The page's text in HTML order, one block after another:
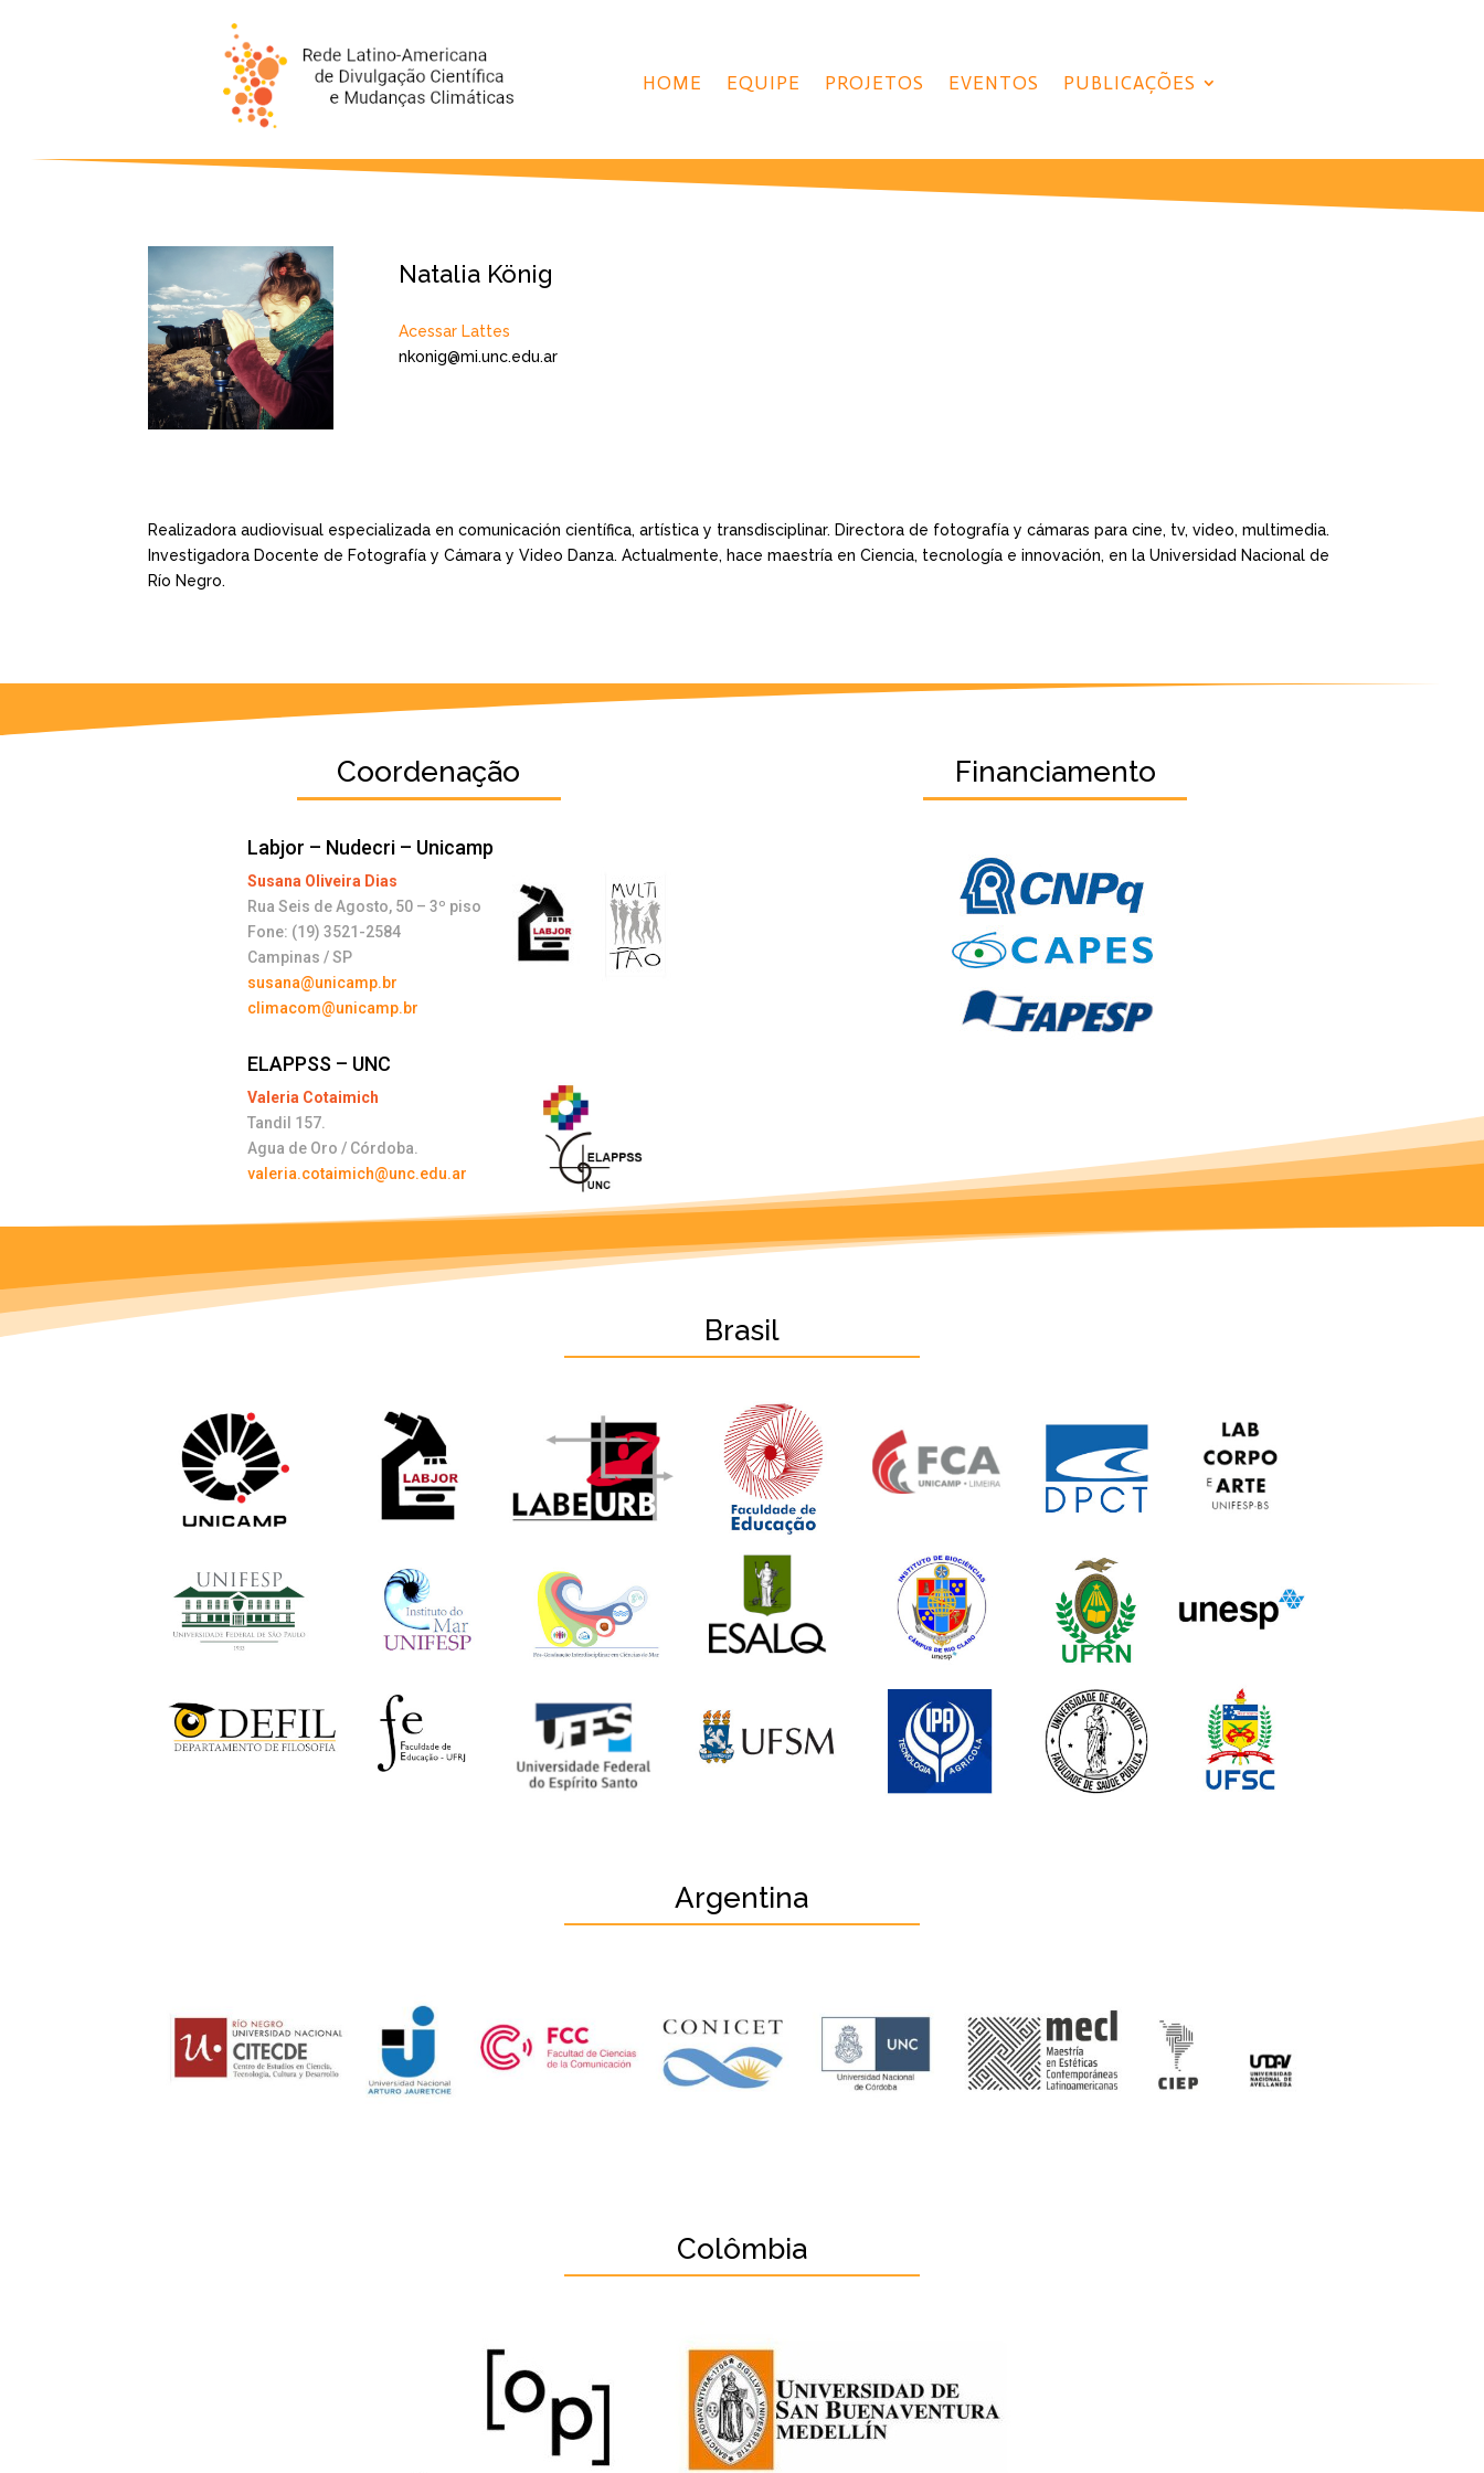
HOME EQUIPE PROJETOS EVENTOS PUBLICAÇÕES
Natalia König
Acessar Lattes
nkonig@mi.unc.edu.ar
Realizadora audiovisual especializada en comunicación científica, artística y transdisciplinar. Directora de fotografía y cámaras para cine, tv, video, multimedia.
Investigadora Docente de Fotografía y Cámara y Video Danza. Actualmente, hace maestría en Ciencia, tecnología e innovación, en la Universidad Nacional de
Río Negro.
Coordenação Financiamento
Labjor – Nudecri – Unicamp
Susana Oliveira Dias
Rua Seis de Agosto, 50 – 3º piso
Fone: (19) 3521-2584
Campinas / SP
susana@unicamp.br
climacom@unicamp.br
ELAPPSS – UNC
Valeria Cotaimich
Tandil 157.
Agua de Oro / Córdoba.
valeria.cotaimich@unc.edu.ar
Brasil
Argentina
Colômbia